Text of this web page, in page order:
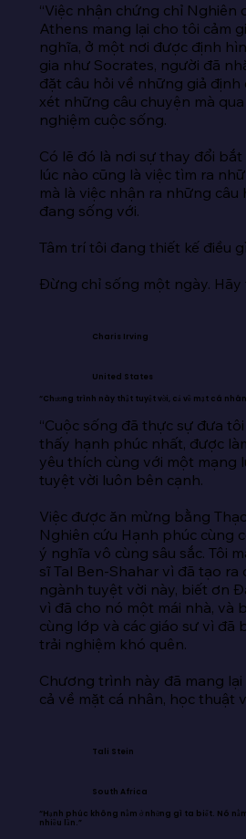
“Việc nhận chứng chỉ Nghiên
Athens mang lại cho tôi cảm
nghĩa, ở một nơi được định
gia như Socrates, người đã
đặt câu hỏi về những giả định
xét những câu chuyện mà
nghiệm cuộc sống.
Có lẽ đó là nơi sự thay đổi
lúc nào cũng là việc tìm ra
mà là việc nhận ra những câu
đang sống với.
Tâm trí tôi đang thiết kế điều
Đừng chỉ sống một ngày. Hãy
Charis Irving
United States
“Chương trình này thật tuyệt vời, cả về mặt cá
“Cuộc sống đã thực sự đưa
thấy hạnh phúc nhất, được
yêu thích cùng với một mạng
tuyệt vời luôn bên cạnh.
Việc được ăn mừng bằng
Nghiên cứu Hạnh phúc cùng
ý nghĩa vô cùng sâu sắc. Tôi
sĩ Tal Ben-Shahar vì đã tạo
ngành tuyệt vời này, biết ơn
vì đã cho nó một mái nhà, và
cùng lớp và các giáo sư vì đã
trải nghiệm khó quên.
Chương trình này đã mang lại
cả về mặt cá nhân, học thuật
Tali Stein
South Africa
“Hạnh phúc không nằm ở những gì ta biết. Nó
nhiều lần.”